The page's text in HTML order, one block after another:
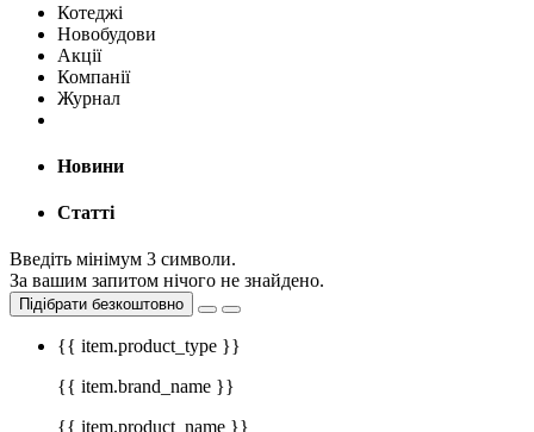
Котеджі
Новобудови
Акції
Компанії
Журнал
Новини
Статті
Введіть мінімум 3 символи.
За вашим запитом нічого не знайдено.
Підібрати безкоштовно
{{ item.product_type }}
{{ item.brand_name }}
{{ item.product_name }}